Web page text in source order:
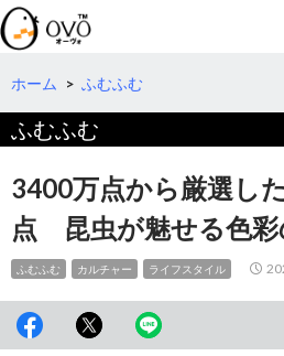
検
索
コ
テ
へ
動
ホーム > ふむふむ
ふむふむ
3400万点から厳選し
点 昆虫が魅せる色彩
ふむふむ カルチャー ライフスタイル